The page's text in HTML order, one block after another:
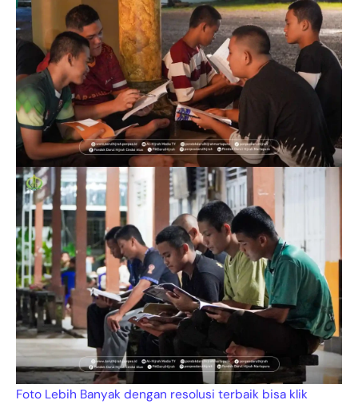
Foto Lebih Banyak dengan resolusi terbaik bisa klik